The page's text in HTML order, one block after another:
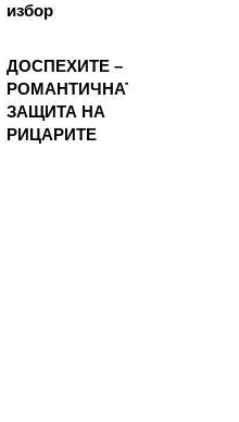
избор
ДОСПЕХИТЕ –
РОМАНТИЧНАТА
ЗАЩИТА НА
РИЦАРИТЕ